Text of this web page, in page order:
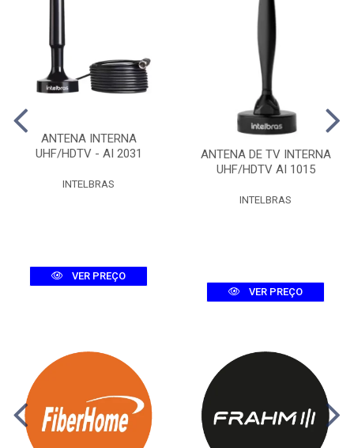
ANTENA INTERNA
UHF/HDTV - AI 2031
INTELBRAS
VER PREÇO
ANTENA DE TV INTERNA
UHF/HDTV AI 1015
INTELBRAS
VER PREÇO